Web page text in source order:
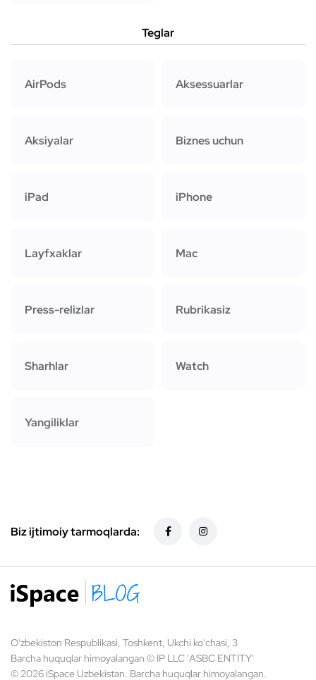
Teglar
AirPods Aksessuarlar
Aksiyalar Biznes uchun
iPad iPhone
Layfxaklar Mac
Press-relizlar Rubrikasiz
Sharhlar Watch
Yangiliklar
Biz ijtimoiy tarmoqlarda:
O'zbekiston Respublikasi, Toshkent, Ukchi ko'chasi, 3
Barcha huquqlar himoyalangan © IP LLC 'ASBC ENTITY'
© 2026 iSpace Uzbekistan. Barcha huquqlar himoyalangan.